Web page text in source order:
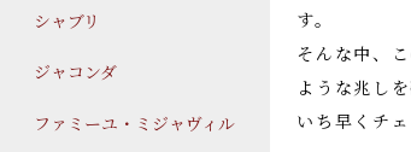
シャブリ
ジャコンダ
ファミーユ・ミジャヴィル
す。
そんな中、
ような兆し
いち早くチ